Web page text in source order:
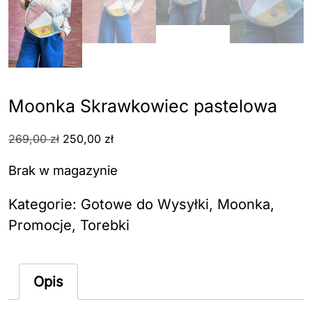
Moonka Skrawkowiec pastelowa
269,00zł Pierwotna
wynosiła:
250,00 złAktualna
wynosi:
Brak w magazynie
Kategorie: Gotowe do Wysyłki, Moonka,
Promocje, Torebki
Opis